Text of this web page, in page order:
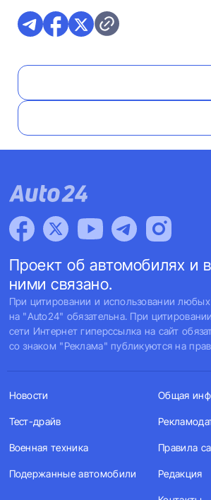
Проект об автомобилях и
ними связано.
При цитировании и использовании
на "Auto24" обязательна. При
сети Интернет гиперссылка на сайт
со знаком "Реклама" публикуются на
Новости
Тест-драйв
Военная техника
Подержанные автомобили
Общая
Правила
Редакция